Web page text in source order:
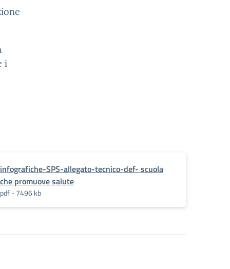
i
infografiche-SPS-allegato-tecnico-def- scuola
che promuove salute
pdf - 7496 kb